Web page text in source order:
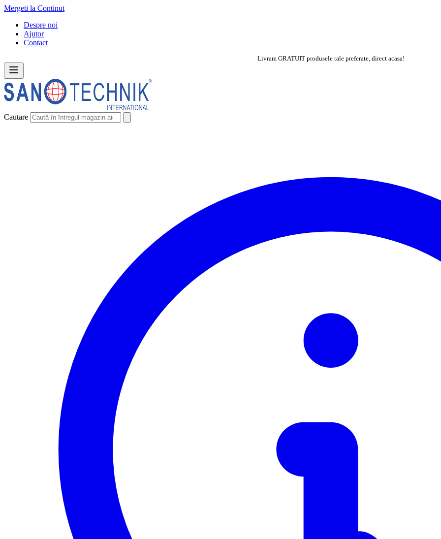
Mergeti la Continut
Despre noi
Ajutor
Contact
Livram GRATUIT produsele tale preferate, direct acasa!
Cautare